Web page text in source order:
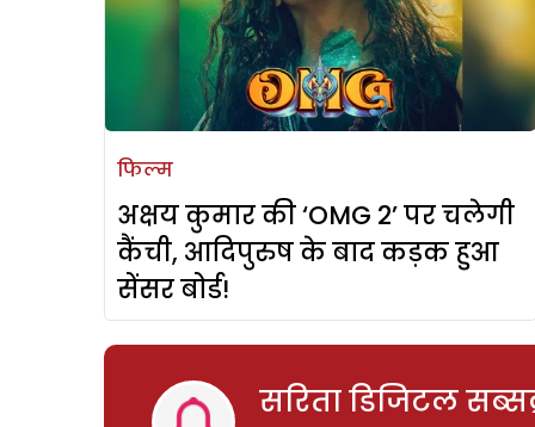
फिल्म
अक्षय कुमार की ‘OMG 2’ पर चलेगी
कैंची, आदिपुरुष के बाद कड़क हुआ
सेंसर बोर्ड!
सरिता डिजिटल